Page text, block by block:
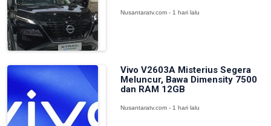
Nusantaratv.com - 1 hari lalu
Vivo V2603A Misterius Segera
Meluncur, Bawa Dimensity 7500
dan RAM 12GB
Nusantaratv.com - 1 hari lalu